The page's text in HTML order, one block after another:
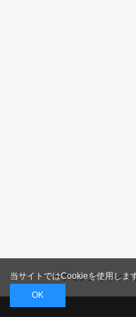
アミング オフィシ
当サイトではCookieを使用しま
OK